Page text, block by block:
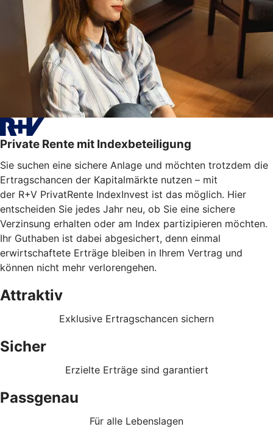
Private Rente mit Indexbeteiligung
Sie suchen eine sichere Anlage und möchten trotzdem die
Ertragschancen der Kapitalmärkte nutzen – mit
der R+V PrivatRente IndexInvest ist das möglich. Hier
entscheiden Sie jedes Jahr neu, ob Sie eine sichere
Verzinsung erhalten oder am Index partizipieren möchten.
Ihr Guthaben ist dabei abgesichert, denn einmal
erwirtschaftete Erträge bleiben in Ihrem Vertrag und
können nicht mehr verlorengehen.
Attraktiv
Exklusive Ertragschancen sichern
Sicher
Erzielte Erträge sind garantiert
Passgenau
Für alle Lebenslagen